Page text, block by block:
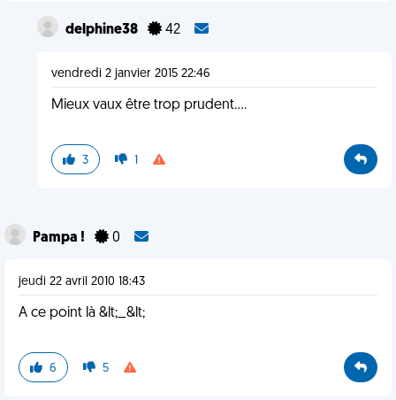
delphine38 42
vendredi 2 janvier 2015 22:46
Mieux vaux être trop prudent....
3 1
Pampa ! 0
jeudi 22 avril 2010 18:43
A ce point là &lt;_&lt;
6 5